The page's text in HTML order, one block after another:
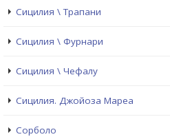
Сицилия \ Трапани
Сицилия \ Фурнари
Сицилия \ Чефалу
Сицилия. Джойоза Мареа
Сорболо